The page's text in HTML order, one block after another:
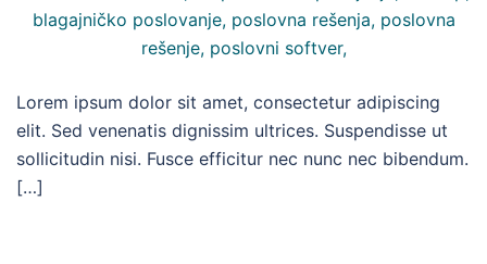
Lorem ipsum dolor sit amet, consectetur adipiscing
elit. Sed venenatis dignissim ultrices. Suspendisse ut
sollicitudin nisi. Fusce efficitur nec nunc nec bibendum.
[…]